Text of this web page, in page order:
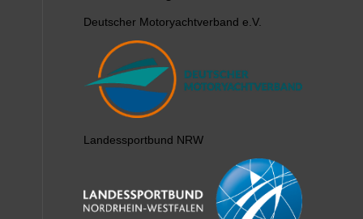
Deutscher Motoryachtverband e.V.
Landessportbund NRW